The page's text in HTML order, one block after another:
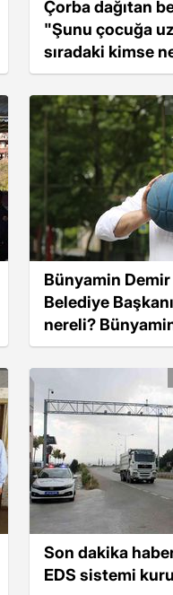
Çorba dağıtan
"Şunu çocuğa
sıradaki kimse
Bünyamin
Belediye
nereli?
Belediyesi
Son dakika
EDS sistemi